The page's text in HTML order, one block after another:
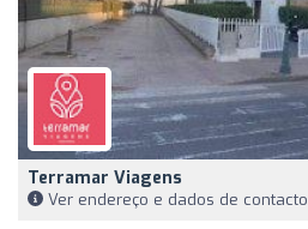
Terramar Viagens
Ver endereço e dados de contacto